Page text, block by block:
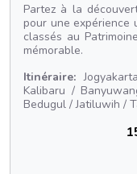
Partez à la
pour une expérience
classés au
mémorable.
Itinéraire:
Kalibaru /
Bedugul / Jatiluwih /